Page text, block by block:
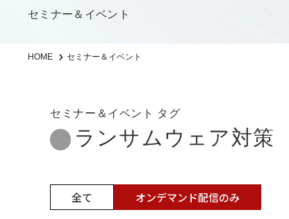
セミナー＆イベント
HOME セミナー＆イベント
セミナー＆イベント タグ
ランサムウェア対策
全て オンデマンド配信のみ